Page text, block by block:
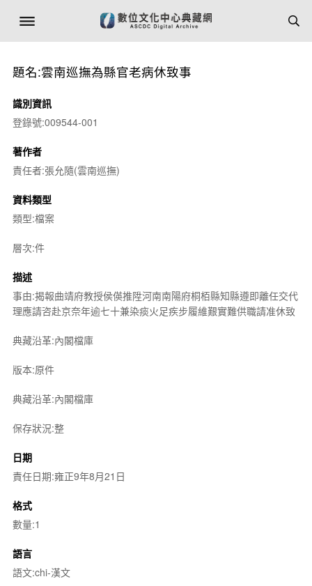
題名:雲南巡撫為縣官老病休致事
識別資訊
登錄號:009544-001
著作者
責任者:張允隨(雲南巡撫)
資料類型
類型:檔案
層次:件
描述
事由:揭報曲靖府教授侯偀推陞河南南陽府桐栢縣知縣遵即離任交代
理應請咨赴京奈年逾七十兼染痰火足疾步履維艱實難供職請准休致
典藏沿革:內閣檔庫
版本:原件
典藏沿革:內閣檔庫
保存狀況:整
日期
責任日期:雍正9年8月21日
格式
數量:1
語言
語文:chi-漢文